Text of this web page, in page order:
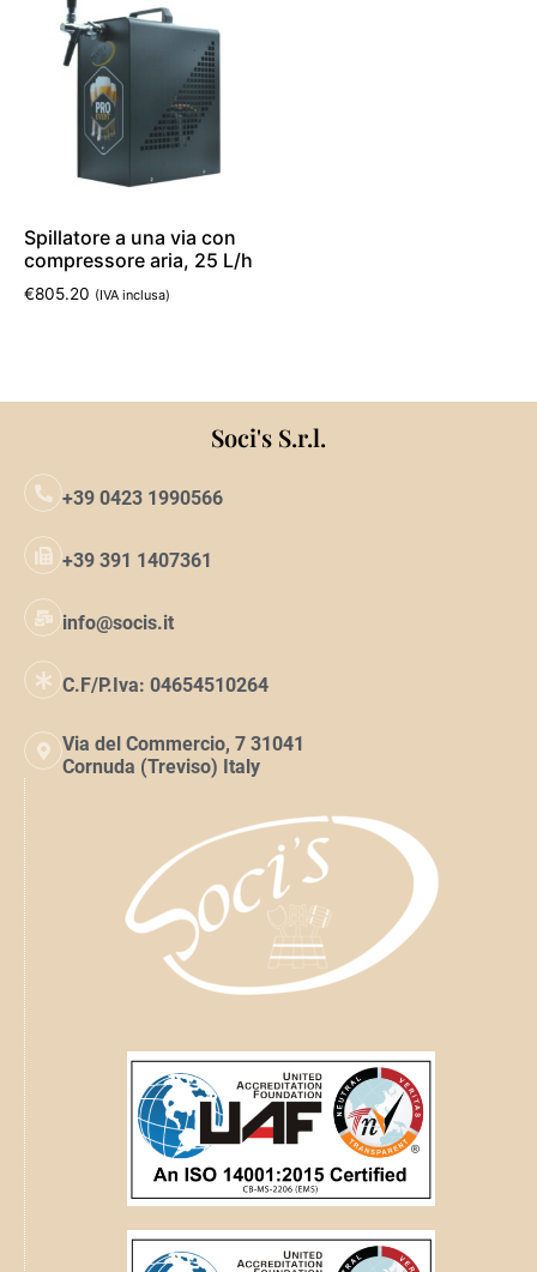
Spillatore a una via con
compressore aria, 25 L/h
€805.20 (IVA inclusa)
Soci's S.r.l.
+39 0423 1990566
+39 391 1407361
info@socis.it
C.F/P.Iva: 04654510264
Via del Commercio, 7 31041
Cornuda (Treviso) Italy